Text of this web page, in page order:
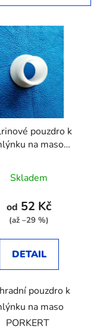
pouzdro k
na maso
Skladem
od 52 Kč
(až –29 %)
DETAIL
pouzdro k
na maso
PORKERT